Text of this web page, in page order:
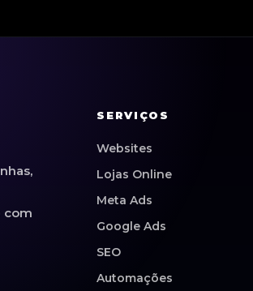
com
SERVIÇOS
Websites
Lojas Online
Meta Ads
Google Ads
SEO
Automações